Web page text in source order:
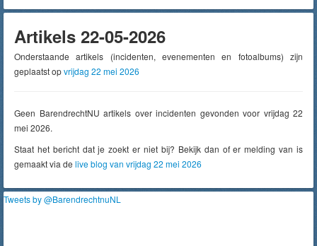
Artikels 22-05-2026
Onderstaande artikels (incidenten, evenementen en fotoalbums) zijn
geplaatst opvrijdag 22 mei 2026
Geen BarendrechtNU artikels over incidenten gevonden voor vrijdag 22
mei 2026.
Staat het bericht dat je zoekt er niet bij? Bekijk dan of er melding van is
gemaakt via de live blog van vrijdag 22 mei 2026
Tweets by @BarendrechtnuNL